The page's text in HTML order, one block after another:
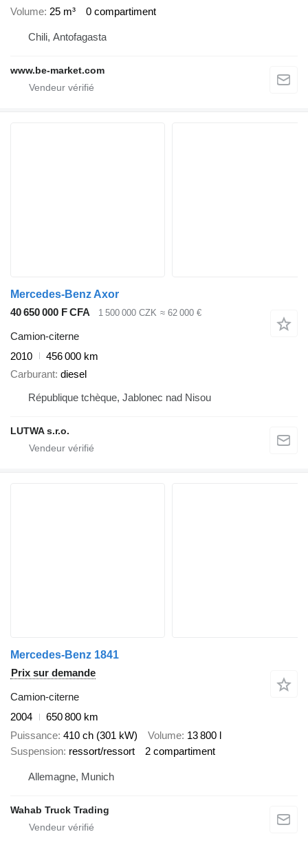
Volume 25 m³ 0 compartiment
Chili, Antofagasta
www.be-market.com
Mercedes-Benz Axor
40 650 000 F CFA
1 500 000 CZK ≈ 62 000 €
Camion-citerne
2010
456 000 km
Carburant diesel
République tchèque, Jablonec nad Nisou
LUTWA s.r.o.
Mercedes-Benz 1841
Prix sur demande
Camion-citerne
2004
650 800 km
Puissance 410 ch (301 kW) Volume 13 800 l
Suspension ressort/ressort 2 compartiment
Allemagne, Munich
Wahab Truck Trading